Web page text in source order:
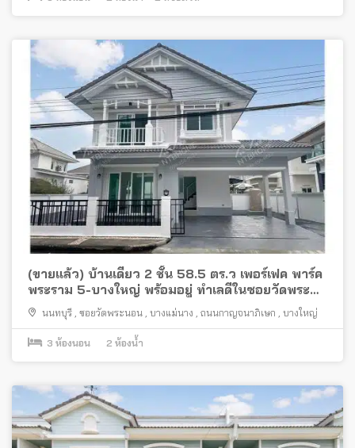
(ขายแล้ว) บ้านเดี่ยว 2 ชั้น 58.5 ตร.ว เพอร์เฟค พาร์ค
พระราม 5-บางใหญ่ พร้อมอยู่ ทำเลดีในซอยวัดพระ
นอนนนทบุรี , ซอยวัดพระนอน , บางแม่นาง , ถนนกาญจนาภิเษก , บางใหญ่
3 ห้องนอน 2 ห้องน้ำ